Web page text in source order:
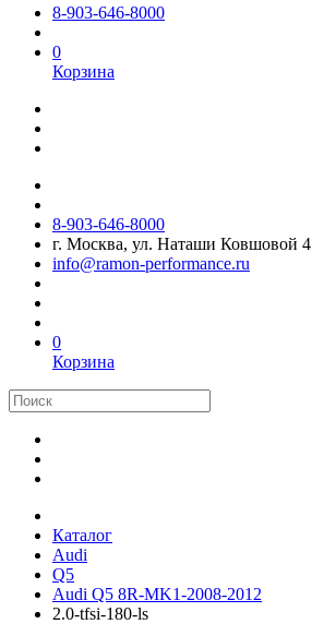
8-903-646-8000
0
Корзина
8-903-646-8000
г. Москва, ул. Наташи Ковшовой 4
info@ramon-performance.ru
0
Корзина
Каталог
Audi
Q5
Audi Q5 8R-MK1-2008-2012
2.0-tfsi-180-ls